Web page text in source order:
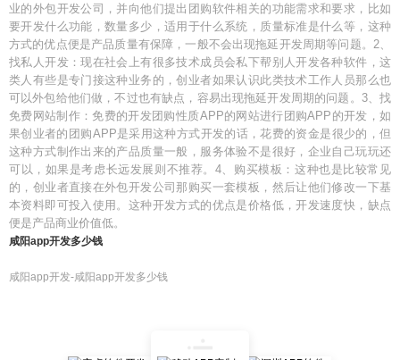
业的外包开发公司，并向他们提出团购软件相关的功能需求和要求，比如
要开发什么功能，数量多少，适用于什么系统，质量标准是什么等，这种
方式的优点便是产品质量有保障，一般不会出现拖延开发周期等问题。2、
找私人开发：现在社会上有很多技术成员会私下帮别人开发各种软件，这
类人有些是专门接这种业务的，创业者如果认识此类技术工作人员那么也
可以外包给他们做，不过也有缺点，容易出现拖延开发周期的问题。3、找
免费网站制作：免费的开发团购性质APP的网站进行团购APP的开发，如
果创业者的团购APP是采用这种方式开发的话，花费的资金是很少的，但
这种方式制作出来的产品质量一般，服务体验不是很好，企业自己玩玩还
可以，如果是考虑长远发展则不推荐。4、购买模板：这种也是比较常见
的，创业者直接在外包开发公司那购买一套模板，然后让他们修改一下基
本资料即可投入使用。这种开发方式的优点是价格低，开发速度快，缺点
便是产品商业价值低。
咸阳app开发多少钱
咸阳app开发-咸阳app开发多少钱